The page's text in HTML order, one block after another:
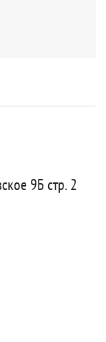
9Б стр. 2